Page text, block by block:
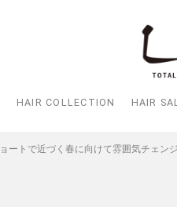
HAIR COLLECTION HAIR
Lee大
Lee梅
Lee京
Lee堀
Lee四
Lee天
Lee上
Lee東
Lee布
Lee枚
Lee尼
Lee甲
ートで近づく春に向けて雰囲気チェン